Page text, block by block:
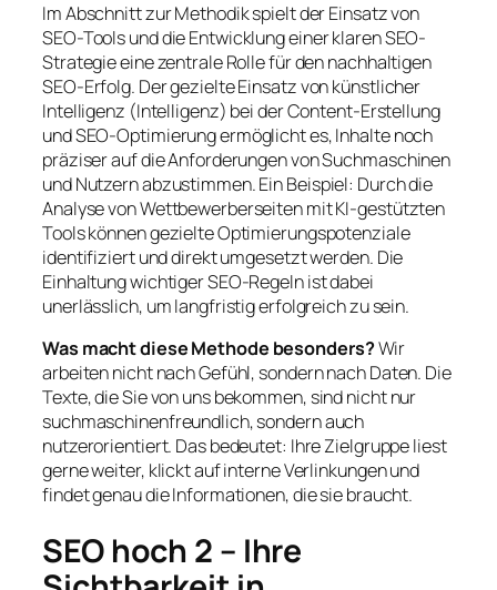
Im Abschnitt zur Methodik spielt der Einsatz von
SEO-Tools und die Entwicklung einer klaren SEO-
Strategie eine zentrale Rolle für den nachhaltigen
SEO-Erfolg. Der gezielte Einsatz von künstlicher
Intelligenz (Intelligenz) bei der Content-Erstellung
und SEO-Optimierung ermöglicht es, Inhalte noch
präziser auf die Anforderungen von Suchmaschinen
und Nutzern abzustimmen. Ein Beispiel: Durch die
Analyse von Wettbewerberseiten mit KI-gestützten
Tools können gezielte Optimierungspotenziale
identifiziert und direkt umgesetzt werden. Die
Einhaltung wichtiger SEO-Regeln ist dabei
unerlässlich, um langfristig erfolgreich zu sein.
Was macht diese Methode besonders?Wir
arbeiten nicht nach Gefühl, sondern nach Daten. Die
Texte, die Sie von uns bekommen, sind nicht nur
suchmaschinenfreundlich, sondern auch
nutzerorientiert. Das bedeutet: Ihre Zielgruppe liest
gerne weiter, klickt auf interne Verlinkungen und
findet genau die Informationen, die sie braucht.
SEO hoch 2 – Ihre